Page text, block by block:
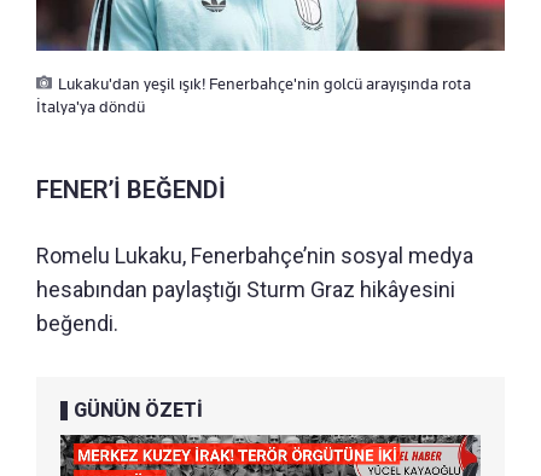
Lukaku'dan yeşil ışık! Fenerbahçe'nin golcü arayışında rota
İtalya'ya döndü
FENER’İ BEĞENDİ
Romelu Lukaku, Fenerbahçe’nin sosyal medya
hesabından paylaştığı Sturm Graz hikâyesini
beğendi.
GÜNÜN ÖZETİ